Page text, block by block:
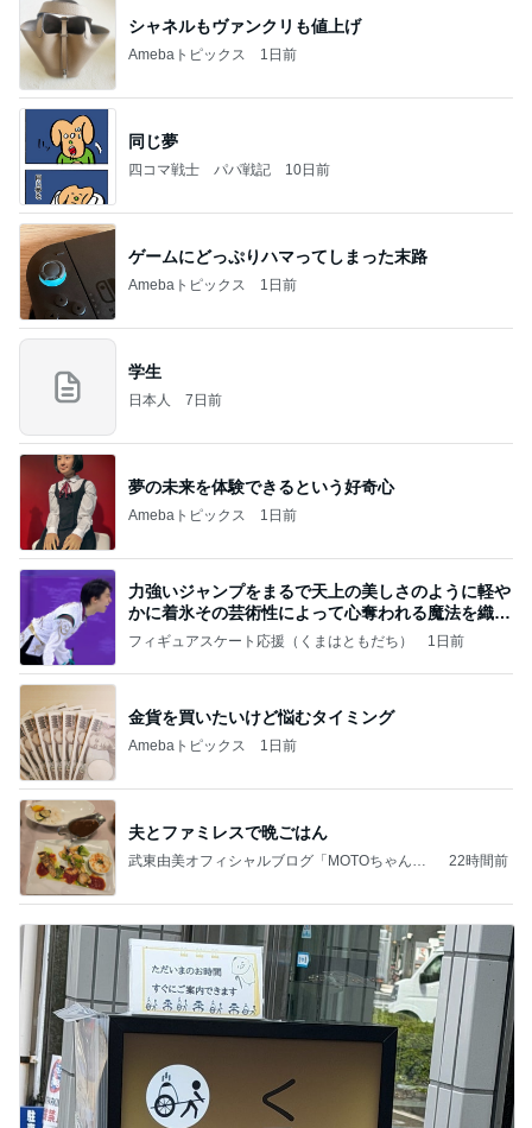
シャネルもヴァンクリも値上げ
Amebaトピックス 1日前
同じ夢
四コマ戦士 パパ戦記 10日前
ゲームにどっぷりハマってしまった末路
Amebaトピックス 1日前
学生
日本人 7日前
夢の未来を体験できるという好奇心
Amebaトピックス 1日前
力強いジャンプをまるで天上の美しさのように軽や
かに着氷その芸術性によって心奪われる魔法を織り
なす
フィギュアスケート応援（くまはともだち） 1日前
金貨を買いたいけど悩むタイミング
Amebaトピックス 1日前
夫とファミレスで晩ごはん
武東由美オフィシャルブログ「MOTOちゃんと
22時間前